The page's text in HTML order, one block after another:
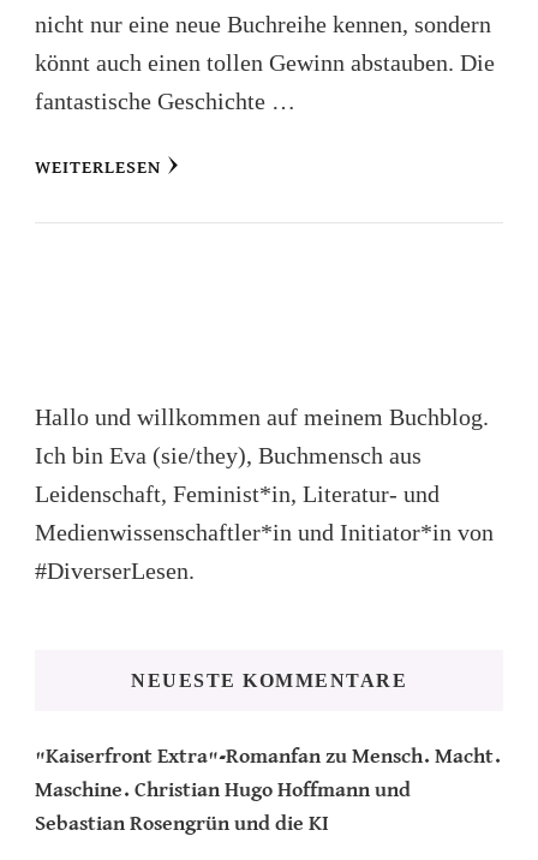
nicht nur eine neue Buchreihe kennen, sondern
könnt auch einen tollen Gewinn abstauben. Die
fantastische Geschichte …
WEITERLESEN
Hallo und willkommen auf meinem Buchblog.
Ich bin Eva (sie/they), Buchmensch aus
Leidenschaft, Feminist*in, Literatur- und
Medienwissenschaftler*in und Initiator*in von
#DiverserLesen.
NEUESTE KOMMENTARE
"Kaiserfront Extra"-Romanfan zu Mensch. Macht.
Maschine. Christian Hugo Hoffmann und
Sebastian Rosengrün und die KI